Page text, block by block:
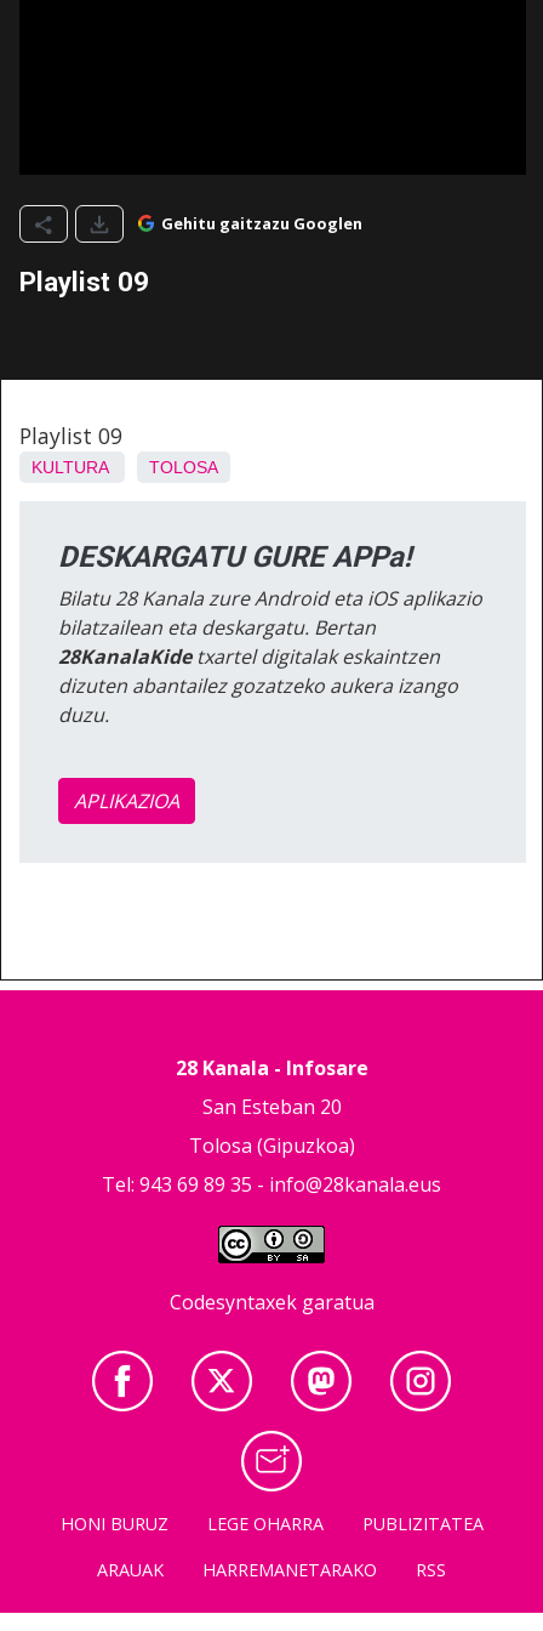
Gehitu gaitzazu Googlen
Playlist 09
Playlist 09
KULTURA TOLOSA
DESKARGATU GURE APPa!
Bilatu 28 Kanala zure Android eta iOS aplikazio
bilatzailean eta deskargatu. Bertan
28KanalaKidetxartel digitalak eskaintzen
dizuten abantailez gozatzeko aukera izango
duzu.
APLIKAZIOA
28 Kanala - Infosare
San Esteban 20
Tolosa (Gipuzkoa)
Tel: 943 69 89 35 - info@28kanala.eus
Codesyntaxek garatua
HONI BURUZ LEGE OHARRA
PUBLIZITATEA
ARAUAK
HARREMANETARAKO RSS